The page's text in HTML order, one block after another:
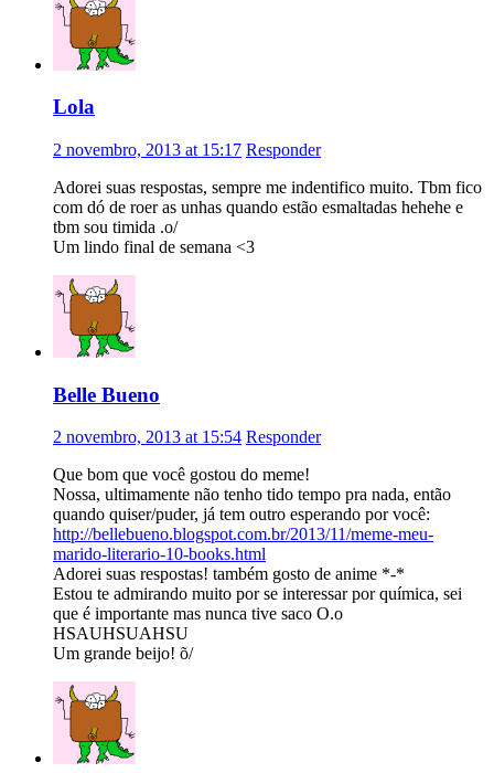
Lola
2 novembro, 2013 at 15:17 Responder
Adorei suas respostas, sempre me indentifico muito. Tbm fico
com dó de roer as unhas quando estão esmaltadas hehehe e
tbm sou timida .o/
Um lindo final de semana <3
Belle Bueno
2 novembro, 2013 at 15:54 Responder
Que bom que você gostou do meme!
Nossa, ultimamente não tenho tido tempo pra nada, então
quando quiser/puder, já tem outro esperando por você:
http://bellebueno.blogspot.com.br/2013/11/meme-meu-
marido-literario-10-books.html
Adorei suas respostas! também gosto de anime *-*
Estou te admirando muito por se interessar por química, sei
que é importante mas nunca tive saco O.o
HSAUHSUAHSU
Um grande beijo! õ/